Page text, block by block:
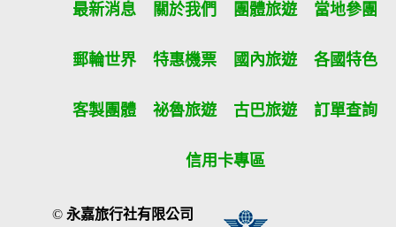
最新消息 關於我們 團體旅遊 當地參團
郵輪世界 特惠機票 國內旅遊 各國特色
客製團體 祕魯旅遊 古巴旅遊 訂單查詢
信用卡專區
©永嘉旅行社有限公司